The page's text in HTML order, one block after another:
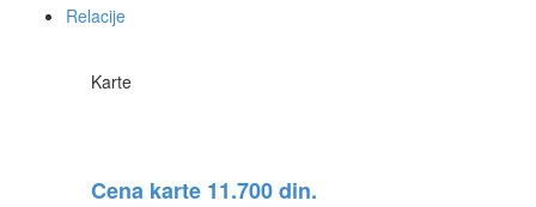
Relacije
Karte
Cena karte 11.700 din.